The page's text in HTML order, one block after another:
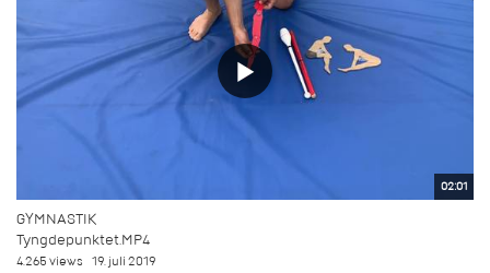
02:01
GYMNASTIK
Tyngdepunktet.MP4
4.265 views 19. juli 2019